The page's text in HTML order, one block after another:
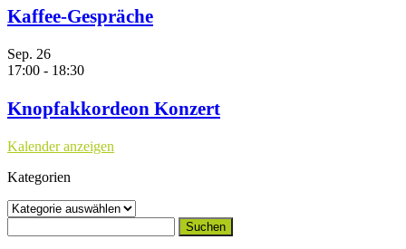
Kaffee-Gespräche
Sep. 26
17:00 - 18:30
Knopfakkordeon Konzert
Kalender anzeigen
Kategorien
Kategorien
nach: